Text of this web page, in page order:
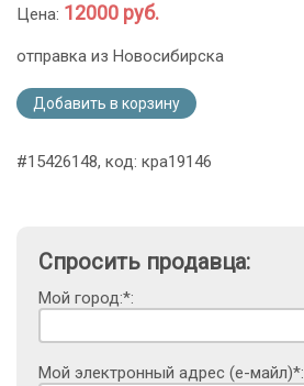
Цена: 12000 руб.
отправка из Новосибирска
Добавить в корзину
#15426148, код: кра19146
Спросить продавца:
Мой город:*:
Мой электронный адрес (е-майл)*: